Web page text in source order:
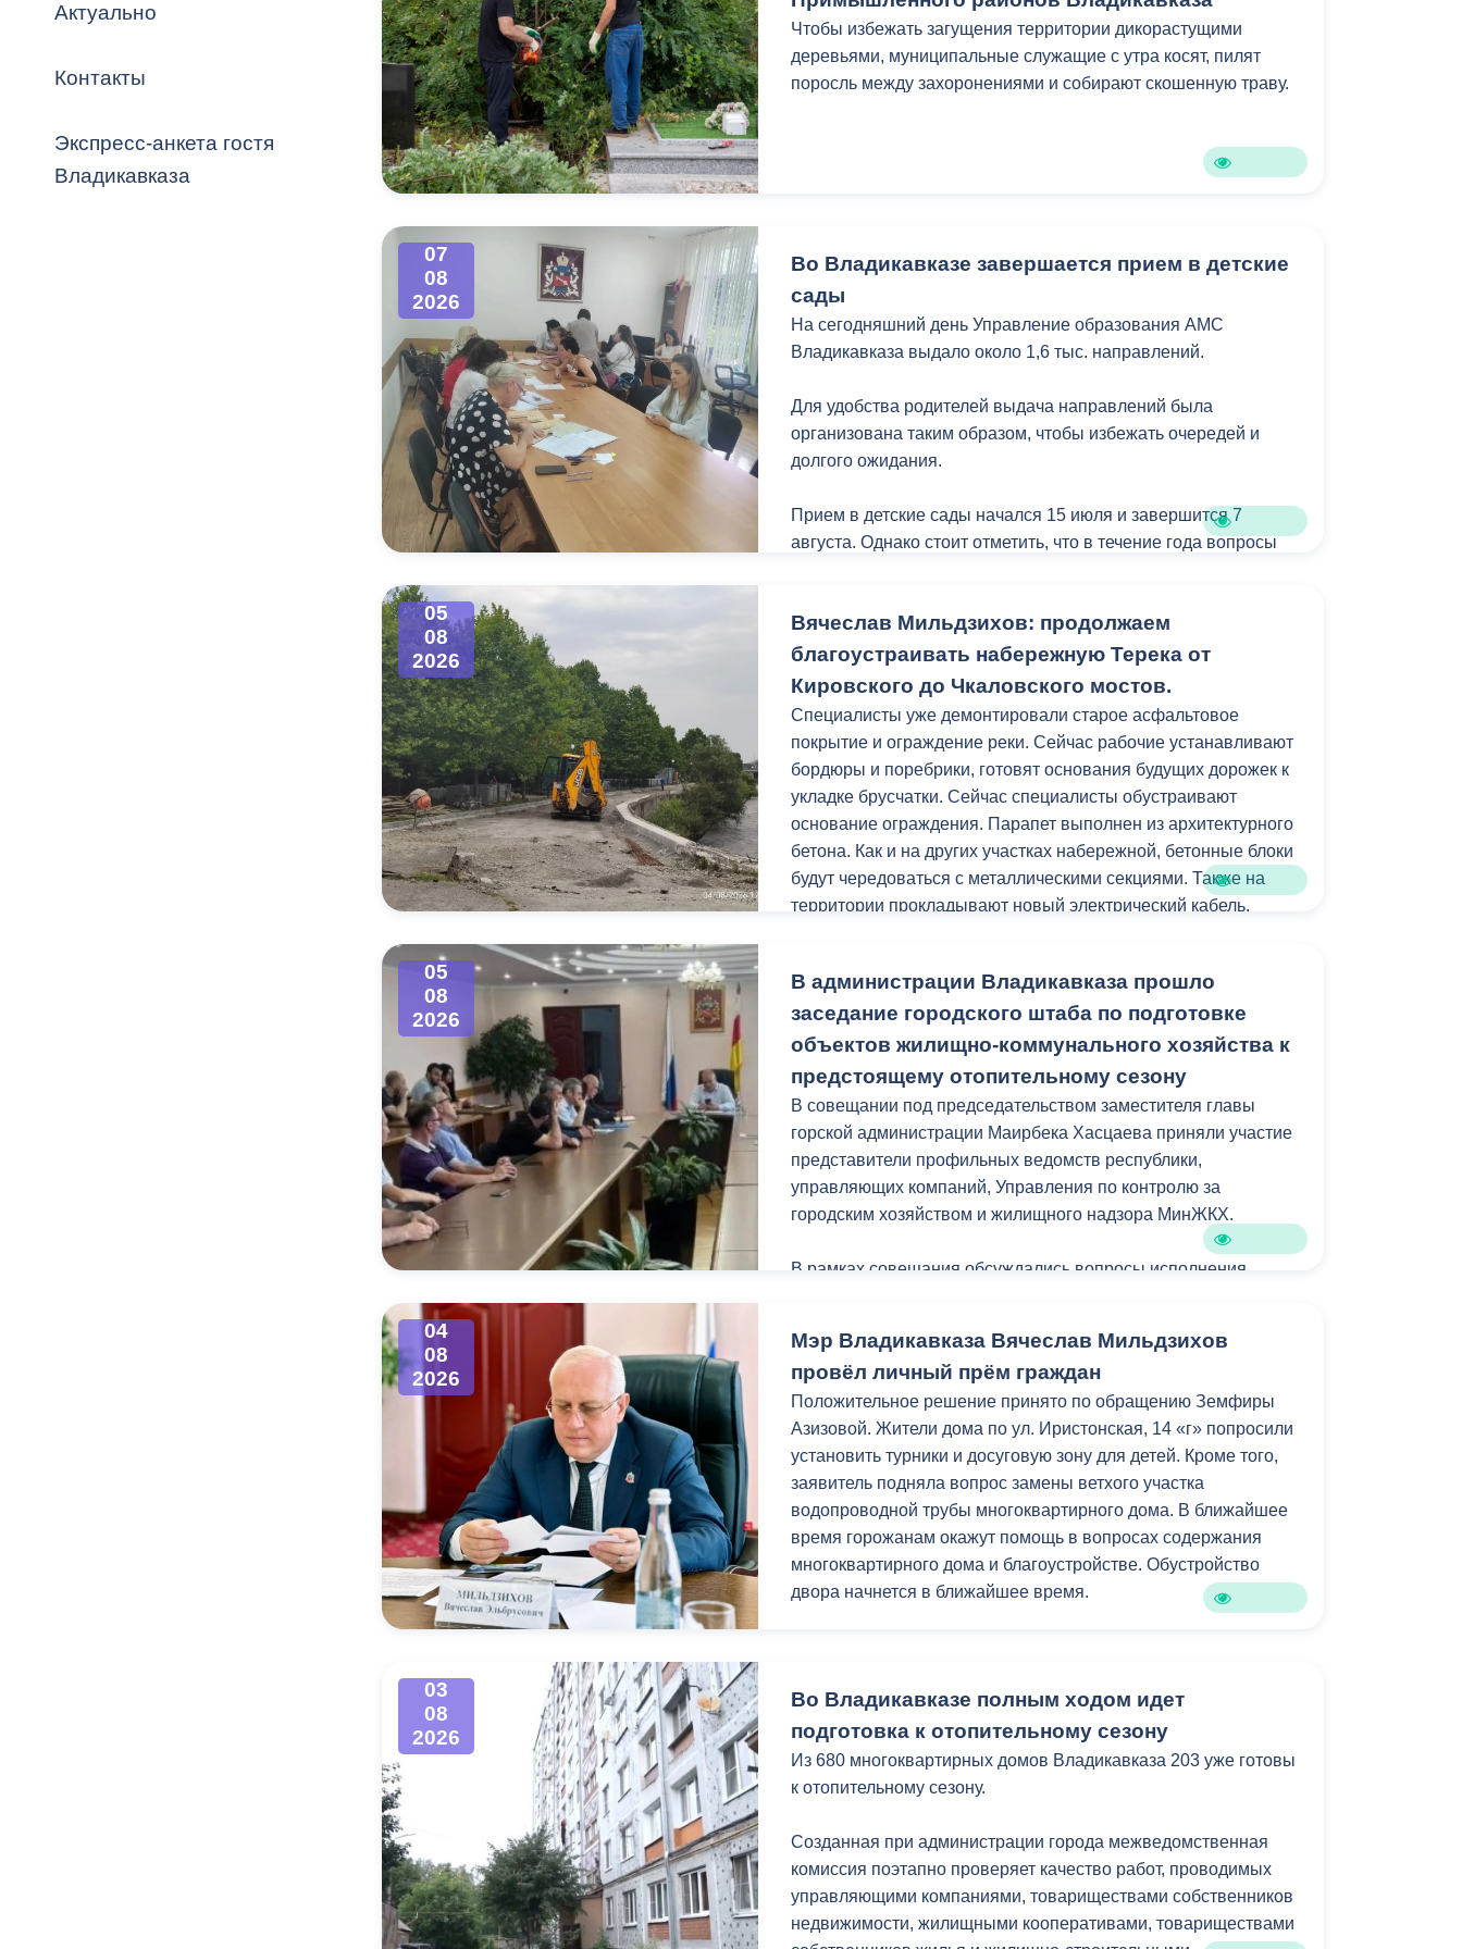
Владикавказ
Распоряжения, постановления Кадровая политика Противодействие коррупции
ОРВ и экспертиза НПА Контактная информация Градостроительная деятельность
Оценка деятельности органов
местного самоуправления
Списки граждан, состоящих на
учете в качестве нуждающихся в
улучшении жилищных условий по
Открытые данные
Общественное обсуждение
документов стратегического
планирования
чрезвычайных ситуациях
Информация о результатах
проверок
Порядок обжалования решений и
действий органов местного
самоуправления
Информация финансового
Муниципальный контроль Выборы 2026
Актуально
Контакты
Экспресс-анкета гостя
Владикавказа
Чтобы избежать загущения территории дикорастущими
деревьями, муниципальные служащие с утра косят, пилят
поросль между захоронениями и собирают скошенную траву.
07
08
2026
Во Владикавказе завершается прием в детские
сады
На сегодняшний день Управление образования АМС
Владикавказа выдало около 1,6 тыс. направлений.
Для удобства родителей выдача направлений была
организована таким образом, чтобы избежать очередей и
долгого ожидания.
Прием в детские сады начался 15 июля и завершится 7
августа. Однако стоит отметить, что в течение года вопросы
с 10.00 до 17.00 (перерыв с 13.00 до 14.00) по адресу: ул.
Леонова, 4, 2 этаж, каб. 210. При себе иметь паспорт,
свидетельство о рождении ребенка, прописку или временную
регистрацию на территории Владикавказа.
05
08
2026
Вячеслав Мильдзихов: продолжаем
благоустраивать набережную Терека от
Кировского до Чкаловского мостов.
Специалисты уже демонтировали старое асфальтовое
покрытие и ограждение реки. Сейчас рабочие устанавливают
бордюры и поребрики, готовят основания будущих дорожек к
укладке брусчатки. Сейчас специалисты обустраивают
основание ограждения. Парапет выполнен из архитектурного
бетона. Как и на других участках набережной, бетонные блоки
будут чередоваться с металлическими секциями. Также на
территории прокладывают новый электрический кабель.
урн.
Уверен, после благоустройства локация станет еще одним
местом притяжения горожан и гостей республики.
Работы проходят в рамках муниципальной программы
«Благоустройство и озеленение» и целевых показателей
нацпроекта «Инфраструктура для жизни».
05
08
2026
В администрации Владикавказа прошло
заседание городского штаба по подготовке
объектов жилищно-коммунального хозяйства к
предстоящему отопительному сезону
В совещании под председательством заместителя главы
горской администрации Маирбека Хасцаева приняли участие
представители профильных ведомств республики,
управляющих компаний, Управления по контролю за
городским хозяйством и жилищного надзора МинЖКХ.
В рамках совещания обсуждались вопросы исполнения
Руководители управляющих компаний отчитались о
проводимой работе в рамках подготовки к осенне-зимнему
периоду. Так, из общего числа многоквартирных домов
Владикавказа 30% уже готовы к отопительному сезону.
УК было рекомендовано минимизировать отставания от
графика работ, ещё раз проверить подвальные помещения
МКД и по мере необходимости устранить захламление.
04
08
2026
Мэр Владикавказа Вячеслав Мильдзихов
провёл личный прём граждан
Положительное решение принято по обращению Земфиры
Азизовой. Жители дома по ул. Иристонская, 14 «г» попросили
установить турники и досуговую зону для детей. Кроме того,
заявитель подняла вопрос замены ветхого участка
водопроводной трубы многоквартирного дома. В ближайшее
время горожанам окажут помощь в вопросах содержания
многоквартирного дома и благоустройстве. Обустройство
двора начнется в ближайшее время.
поскольку дом в котором она проживает признан аварийным.
Выяснилось, что дом включён в общероссийский реестр
многоквартирных аварийных домов со сроком расселения до
декабря 2030 года.
Ирина Потапенко пришла с просьбой оказать содействие в
установке индивидуального отопления в квартире. Для
рассмотрения вопроса горожанке предложено предоставить
необходимый пакет документов.
03
08
2026
Во Владикавказе полным ходом идет
подготовка к отопительному сезону
Из 680 многоквартирных домов Владикавказа 203 уже готовы
к отопительному сезону.
Созданная при администрации города межведомственная
комиссия поэтапно проверяет качество работ, проводимых
управляющими компаниями, товариществами собственников
недвижимости, жилищными кооперативами, товариществами